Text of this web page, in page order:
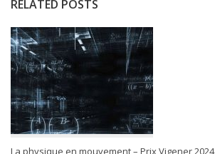
RELATED POSTS
La physique en mouvement – Prix Vigener 2024